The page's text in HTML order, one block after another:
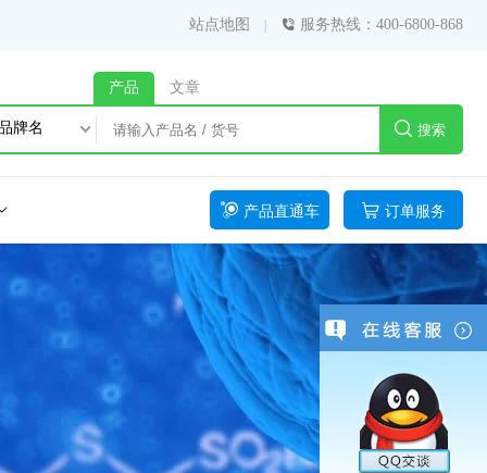
站点地图 服务热线：400-6800-868
产品 文章
牌名 搜索
产品直通车 订单服务